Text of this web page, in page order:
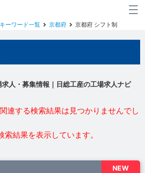
ーワード一覧 京都府 京都府 シフト制
人・募集情報｜日総工産の工場求人ナビ
連する検索結果は見つかりませんでし
結果を表示しています。
NEW